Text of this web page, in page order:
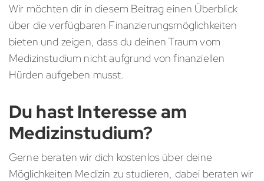
Wir möchten dir in diesem Beitrag einen Überblick
über die verfügbaren Finanzierungsmöglichkeiten
bieten und zeigen, dass du deinen Traum vom
Medizinstudium nicht aufgrund von finanziellen
Hürden aufgeben musst.
Du hast Interesse am
Medizinstudium?
Gerne beraten wir dich kostenlos über deine
Möglichkeiten Medizin zu studieren, dabei beraten wir